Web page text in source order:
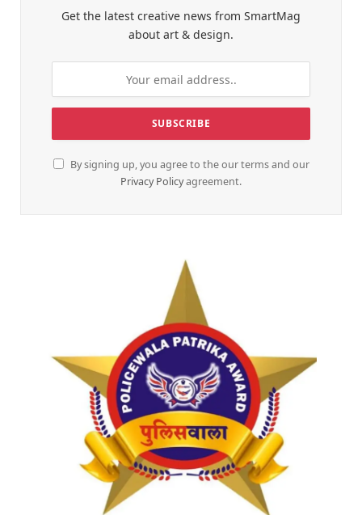
Get the latest creative news from SmartMag
about art & design.
By signing up, you agree to the our terms and our
Privacy Policyagreement.